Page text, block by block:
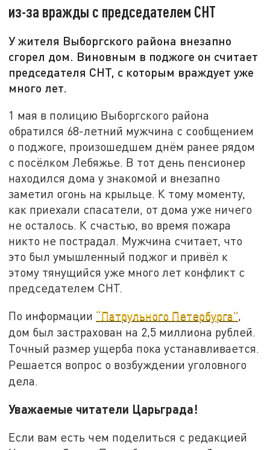
из-за вражды с председателем СНТ
У жителя Выборгского района внезапно
сгорел дом. Виновным в поджоге он считает
председателя СНТ, с которым враждует уже
много лет.
1 мая в полицию Выборгского района
обратился 68-летний мужчина с сообщением
о поджоге, произошедшем днём ранее рядом
с посёлком Лебяжье. В тот день пенсионер
находился дома у знакомой и внезапно
заметил огонь на крыльце. К тому моменту,
как приехали спасатели, от дома уже ничего
не осталось. К счастью, во время пожара
никто не пострадал. Мужчина считает, что
это был умышленный поджог и привёл к
этому тянущийся уже много лет конфликт с
председателем СНТ.
По информации “Патрульного Петербурга”,
дом был застрахован на 2,5 миллиона рублей.
Точный размер ущерба пока устанавливается.
Решается вопрос о возбуждении уголовного
дела.
Уважаемые читатели Царьграда!
Если вам есть чем поделиться с редакцией